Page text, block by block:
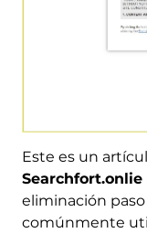
Este es un
Searchfort.onlie
eliminación paso
comúnmente